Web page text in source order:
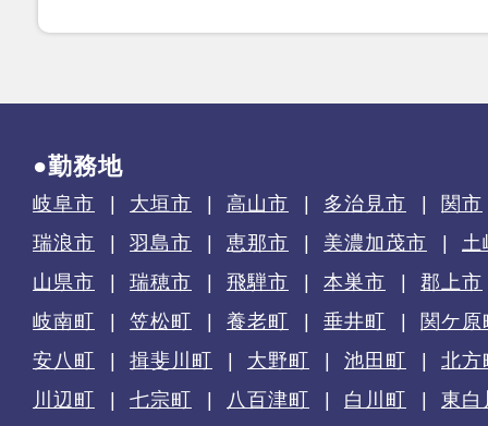
●勤務地
岐阜市 大垣市 高山市 多治見市
関市
瑞浪市
羽島市 恵那市 美濃加茂市
土
山県市
瑞穂市 飛騨市 本巣市
郡上市
岐南町
笠松町 養老町 垂井町
関ケ原
安八町
揖斐川町 大野町 池田町
北方
川辺町
七宗町 八百津町 白川町
東白